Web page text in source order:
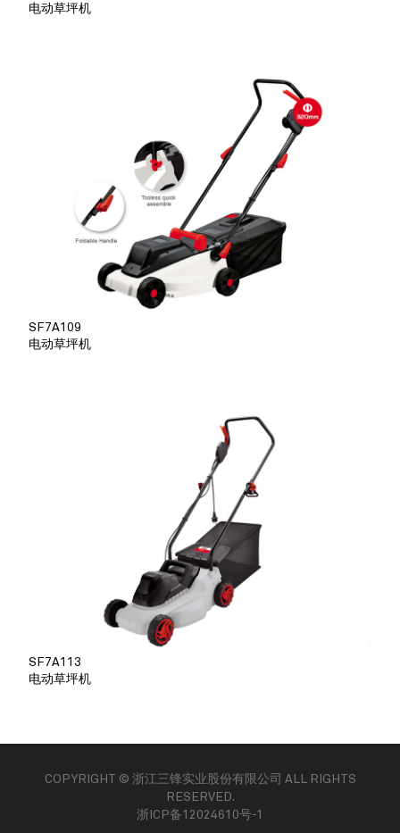
电动草坪机
SF7A109
电动草坪机
SF7A113
电动草坪机
COPYRIGHT © 浙江三锋实业股份有限公司 ALL RIGHTS
RESERVED.
浙ICP备12024610号-1